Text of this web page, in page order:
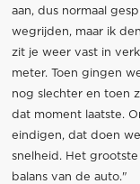
aan, dus normaal
wegrijden, maar ik
zit je weer vast in
meter. Toen gingen
nog slechter en toen
dat moment laatste.
eindigen, dat doen
snelheid. Het
balans van de auto."